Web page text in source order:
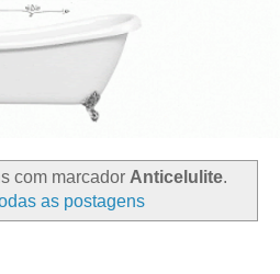
com marcador Anticelulite.
as postagens